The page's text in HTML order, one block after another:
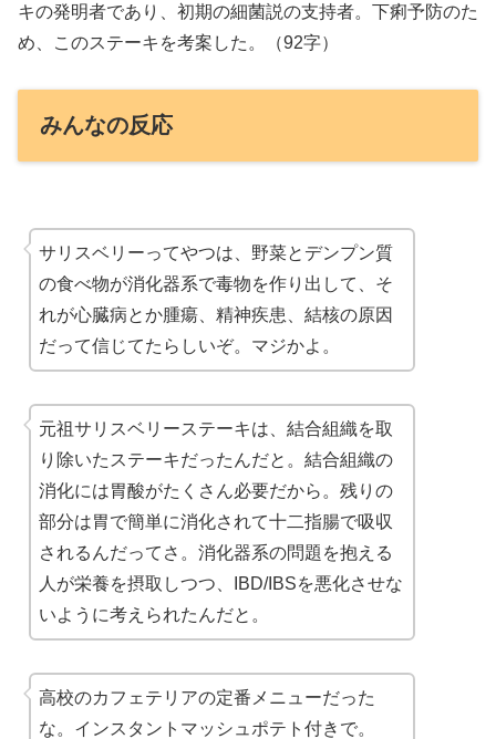
キの発明者であり、初期の細菌説の支持者。下痢予防のた
め、このステーキを考案した。（92字）
みんなの反応
サリスベリーってやつは、野菜とデンプン質
の食べ物が消化器系で毒物を作り出して、そ
れが心臓病とか腫瘍、精神疾患、結核の原因
だって信じてたらしいぞ。マジかよ。
元祖サリスベリーステーキは、結合組織を取
り除いたステーキだったんだと。結合組織の
消化には胃酸がたくさん必要だから。残りの
部分は胃で簡単に消化されて十二指腸で吸収
されるんだってさ。消化器系の問題を抱える
人が栄養を摂取しつつ、IBD/IBSを悪化させな
いように考えられたんだと。
高校のカフェテリアの定番メニューだった
な。インスタントマッシュポテト付きで。